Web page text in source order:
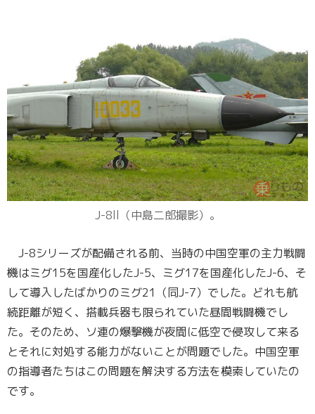
J-8ll（中島二郎撮影）。
J-8シリーズが配備される前、当時の中国空軍の主力戦闘
機はミグ15を国産化したJ-5、ミグ17を国産化したJ-6、そ
して導入したばかりのミグ21（同J-7）でした。どれも航
続距離が短く、搭載兵器も限られていた昼間戦闘機でし
た。そのため、ソ連の爆撃機が夜間に低空で侵攻して来る
とそれに対処する能力がないことが問題でした。中国空軍
の指導者たちはこの問題を解決する方法を模索していたの
です。